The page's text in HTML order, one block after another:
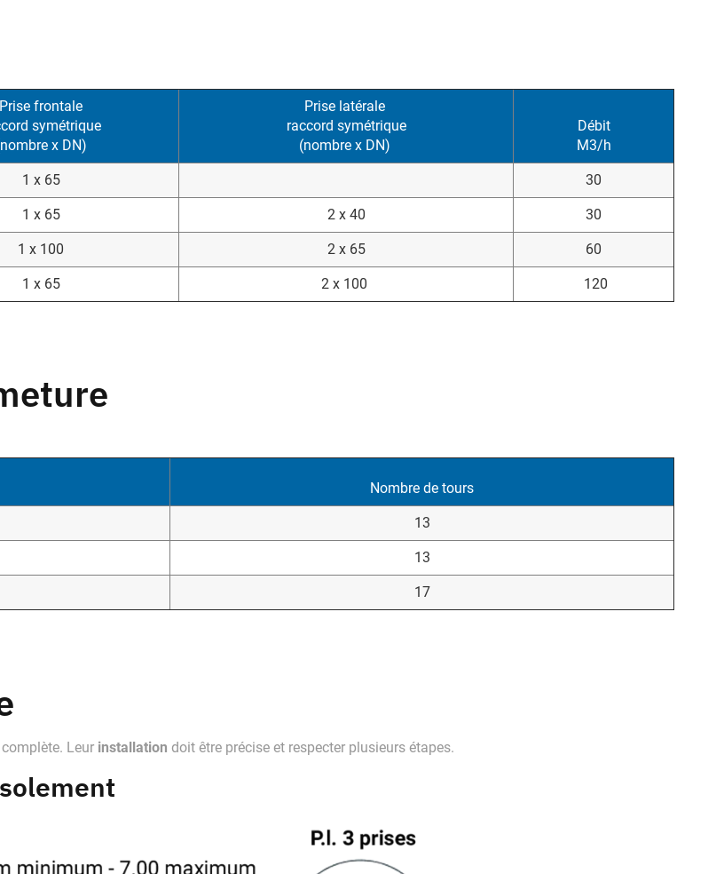
Prise frontale
symétrique
x DN)
Prise latérale
raccord symétrique
(nombre x DN)
Débit
M3/h
1 x 65 30
1 x 65 2 x 40 30
1 x 100 2 x 65 60
1 x 65 2 x 100
120
Nombre de tours
13
13
17
Leur installation doit être précise et respecter plusieurs étapes.